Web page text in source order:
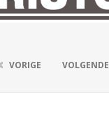
VORIGE VOLGENDE